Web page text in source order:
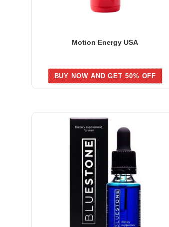
Motion Energy USA
BUY NOW AND GET 50% OFF